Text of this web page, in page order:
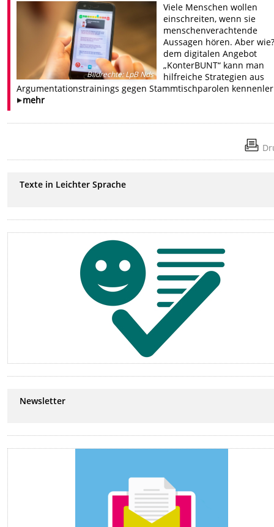
Bildrechte:LpB Nds
Viele Menschen wollen
einschreiten, wenn sie
menschenverachtende
Aussagen hören. Aber
dem digitalen Angebot
„KonterBUNT“ kann man
hilfreiche Strategien aus
Argumentationstrainings gegen Stammtischparolen
mehr
Texte in Leichter Sprache
Newsletter